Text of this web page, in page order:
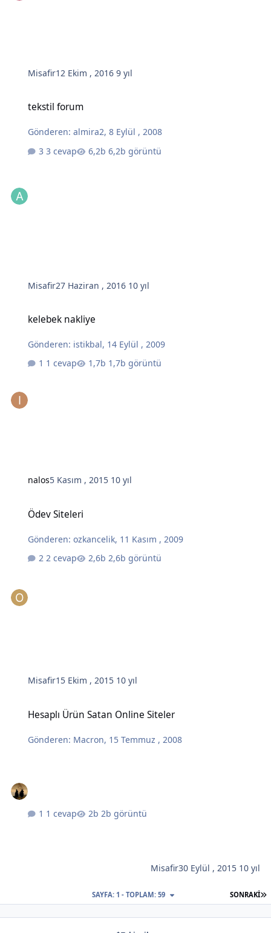
Misafir12 Ekim , 20169 yıl
tekstil forum
Gönderen:almira2,8 Eylül , 2008
3 cevap
6,2b görüntü
Misafir27 Haziran , 2016 10 yıl
kelebek nakliye
Gönderen: istikbal, 14 Eylül , 2009
1 cevap
1,7b görüntü
nalos5 Kasım , 2015 10 yıl
Ödev Siteleri
Gönderen:ozkancelik, 11 Kasım , 2009
2 cevap
2,6b görüntü
Misafir15 Ekim , 2015 10 yıl
Hesaplı Ürün Satan Online Siteler
Gönderen: Macron, 15 Temmuz , 2008
1 cevap 2b görüntü
Misafir30 Eylül , 2015 10 yıl
SONRAKI
SAYFA: 1 - TOPLAM: 59